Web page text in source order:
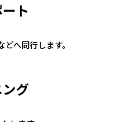
ト
へ同行します。
グ